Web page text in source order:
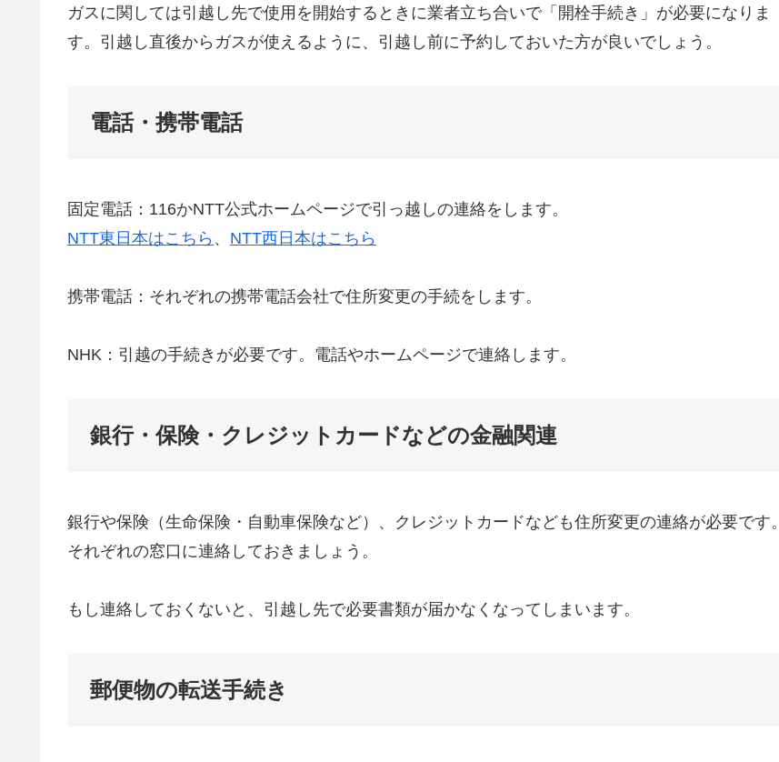
ガスに関しては引越し先で使用を開始するときに業者立ち合いで「開栓手続き」が必要になりま
す。引越し直後からガスが使えるように、引越し前に予約しておいた方が良いでしょう。
電話・携帯電話
固定電話：116かNTT公式ホームページで引っ越しの連絡をします。
NTT東日本はこちら 、 NTT西日本はこちら
携帯電話：それぞれの携帯電話会社で住所変更の手続をします。
NHK：引越の手続きが必要です。電話やホームページで連絡します。
銀行・保険・クレジットカードなどの金融関連
銀行や保険（生命保険・自動車保険など）、クレジットカードなども住所変更の連絡が必要です。
それぞれの窓口に連絡しておきましょう。
もし連絡しておくないと、引越し先で必要書類が届かなくなってしまいます。
郵便物の転送手続き